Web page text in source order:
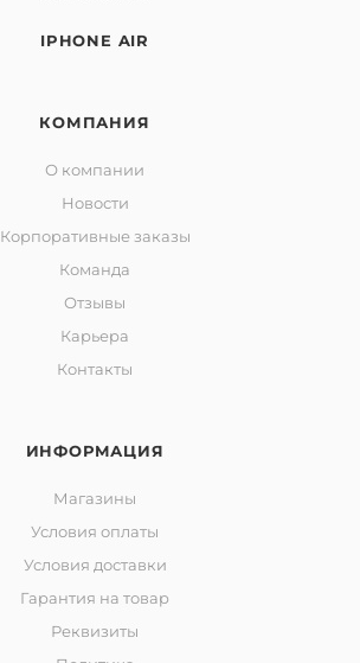
IPHONE AIR
КОМПАНИЯ
О компании
Новости
Корпоративные заказы
Команда
Отзывы
Карьера
Контакты
ИНФОРМАЦИЯ
Магазины
Условия оплаты
Условия доставки
Гарантия на товар
Реквизиты